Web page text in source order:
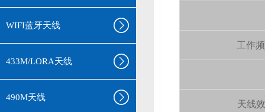
WIFI蓝牙天线
433M/LORA天线
490M天线
工作
天线